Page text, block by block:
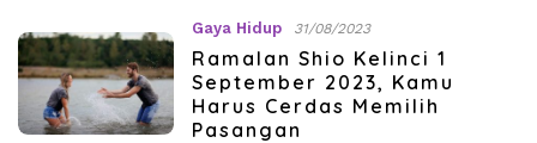
Gaya Hidup 31/08/2023
Ramalan Shio Kelinci 1
September 2023, Kamu
Harus Cerdas Memilih
Pasangan